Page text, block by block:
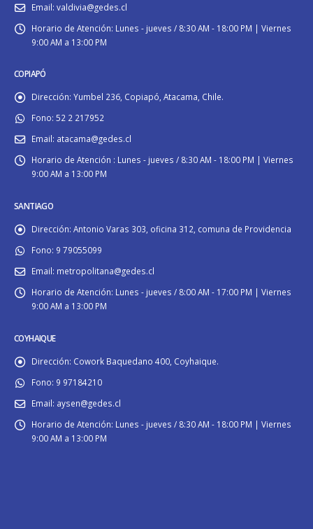
Email: valdivia@gedes.cl
Horario de Atención: Lunes - jueves / 8:30 AM - 18:00 PM | Viernes
9:00 AM a 13:00 PM
COPIAPÓ
Dirección: Yumbel 236, Copiapó, Atacama, Chile.
Fono: 52 2 217952
Email: atacama@gedes.cl
Horario de Atención : Lunes - jueves / 8:30 AM - 18:00 PM | Viernes
9:00 AM a 13:00 PM
SANTIAGO
Dirección: Antonio Varas 303, oficina 312, comuna de Providencia
Fono: 9 79055099
Email: metropolitana@gedes.cl
Horario de Atención: Lunes - jueves / 8:00 AM - 17:00 PM | Viernes
9:00 AM a 13:00 PM
COYHAIQUE
Dirección: Cowork Baquedano 400, Coyhaique.
Fono: 9 97184210
Email: aysen@gedes.cl
Horario de Atención: Lunes - jueves / 8:30 AM - 18:00 PM | Viernes
9:00 AM a 13:00 PM